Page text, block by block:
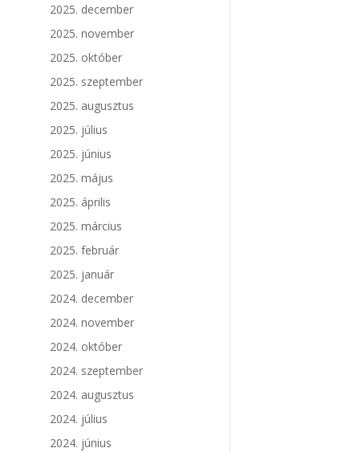
2025. december
2025. november
2025. október
2025. szeptember
2025. augusztus
2025. július
2025. június
2025. május
2025. április
2025. március
2025. február
2025. január
2024. december
2024. november
2024. október
2024. szeptember
2024. augusztus
2024. július
2024. június